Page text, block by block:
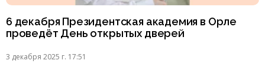
6 декабря Президентская академия в Орле
проведёт День открытых дверей
3 декабря 2025 г. 17:51